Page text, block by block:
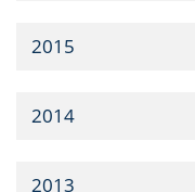
2015
2014
2013